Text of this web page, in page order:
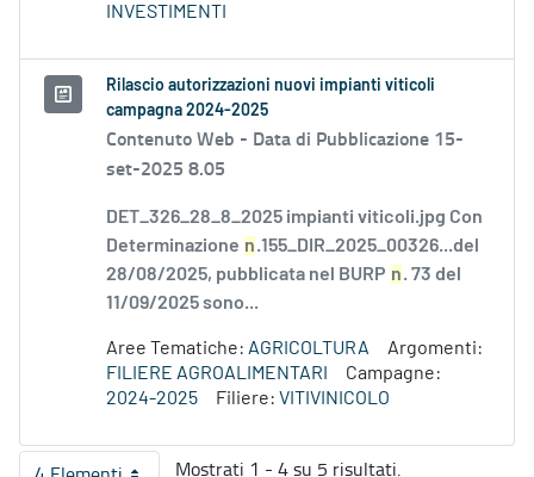
INVESTIMENTI
Rilascio autorizzazioni nuovi impianti viticoli
campagna 2024-2025
Contenuto Web - Data di Pubblicazione 15-
set-2025 8.05
DET_326_28_8_2025 impianti viticoli.jpg Con
Determinazione n.155_DIR_2025_00326...del
28/08/2025, pubblicata nel BURP n. 73 del
11/09/2025 sono...
Aree Tematiche: AGRICOLTURA
Argomenti:
FILIERE AGROALIMENTARI
Campagne:
2024-2025
Filiere: VITIVINICOLO
Mostrati 1 - 4 su 5 risultati.